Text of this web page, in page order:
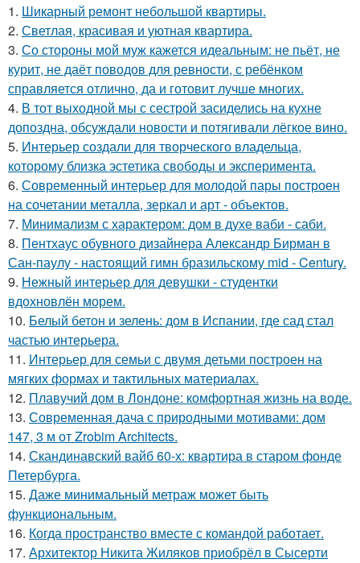
1. Шикарный ремонт небольшой квартиры.
2. Светлая, красивая и уютная квартира.
3. Со стороны мой муж кажется идеальным: не пьёт, не
курит, не даёт поводов для ревности, с ребёнком
справляется отлично, да и готовит лучше многих.
4. В тот выходной мы с сестрой засиделись на кухне
допоздна, обсуждали новости и потягивали лёгкое вино.
5. Интерьер создали для творческого владельца,
которому близка эстетика свободы и эксперимента.
6. Современный интерьер для молодой пары построен
на сочетании металла, зеркал и арт - объектов.
7. Минимализм с характером: дом в духе ваби - саби.
8. Пентхаус обувного дизайнера Александр Бирман в
Сан-паулу - настоящий гимн бразильскому mid - Century.
9. Нежный интерьер для девушки - студентки
вдохновлён морем.
10. Белый бетон и зелень: дом в Испании, где сад стал
частью интерьера.
11. Интерьер для семьи с двумя детьми построен на
мягких формах и тактильных материалах.
12. Плавучий дом в Лондоне: комфортная жизнь на воде.
13. Современная дача с природными мотивами: дом
147, 3 м от Zrobim Architects.
14. Скандинавский вайб 60-х: квартира в старом фонде
Петербурга.
15. Даже минимальный метраж может быть
функциональным.
16. Когда пространство вместе с командой работает.
17. Архитектор Никита Жиляков приобрёл в Сысерти